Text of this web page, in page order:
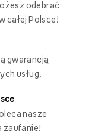
odebrać
całej Polsce!
gwarancją
usług.
nasze
zaufanie!